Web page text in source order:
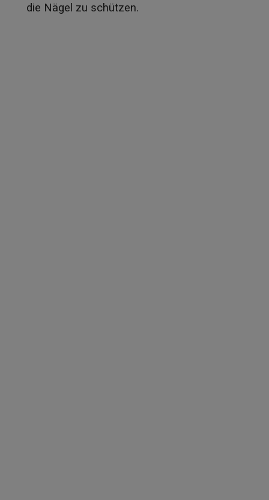
die Nägel zu schützen.